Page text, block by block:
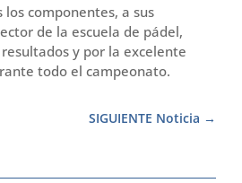
componentes, a sus
de la escuela de pádel,
y por la excelente
todo el campeonato.
SIGUIENTE Noticia